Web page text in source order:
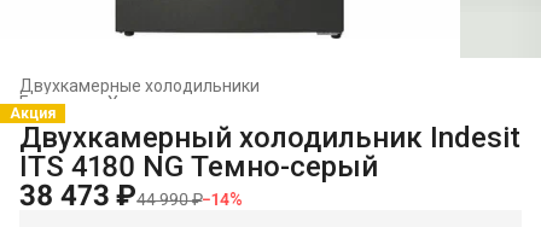
Двухкамерные холодильники
Холодильники и морозильники
Главная
Акция
Двухкамерный холодильник Indesit
ITS 4180 NG Темно-серый
38 473 ₽44 990 ₽−14%